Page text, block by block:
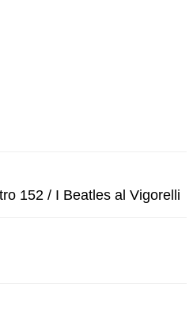
152 / I Beatles al Vigorelli